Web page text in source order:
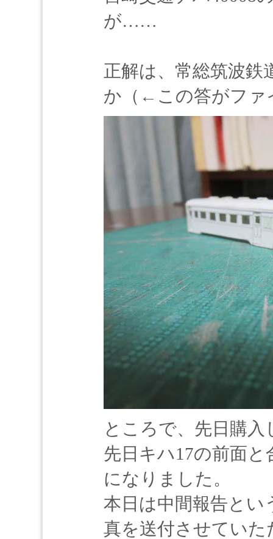
が……
正解は、常総筑波鉄
か（←この答がファ
ところで、先日購
先日キハ17の前面
になりました。
本日は中間報告とい
真を送付させていた